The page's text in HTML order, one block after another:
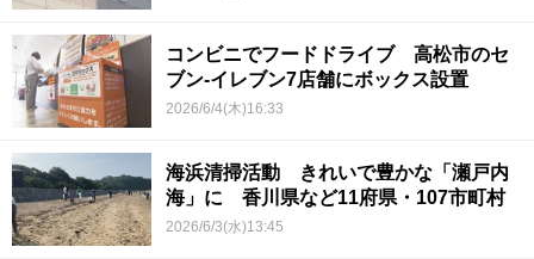
コンビニでフードドライブ 高松市のセ
ブン-イレブン7店舗にボックス設置
2026/6/4(木)16:33
海浜清掃活動 きれいで豊かな「瀬戸内
海」に 香川県など11府県・107市町村
2026/6/3(水)13:45